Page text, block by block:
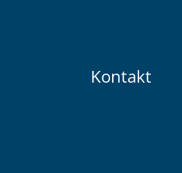
Kontakt